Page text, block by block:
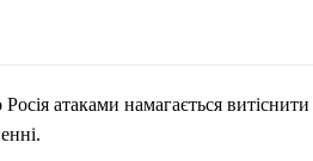
атаками намагається